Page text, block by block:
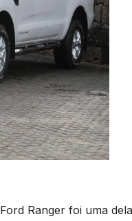
Ranger foi uma